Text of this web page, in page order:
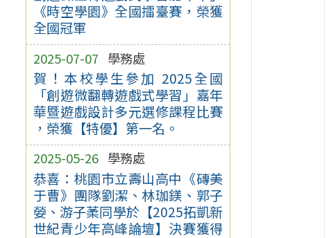
《時空學園》全國擂臺賽，榮獲
全國冠軍
2025-07-07 學務處
賀！本校學生參加 2025全國
「創遊微翻轉遊戲式學習」嘉年
華暨遊戲設計多元選修課程比賽
，榮獲【特優】第一名。
2025-05-26 學務處
恭喜：桃園市立壽山高中《磚美
于曹》團隊劉潔、林珈鎂、郭子
嫈、游子葇同學於【2025拓凱新
世紀青少年高峰論壇】決賽獲得